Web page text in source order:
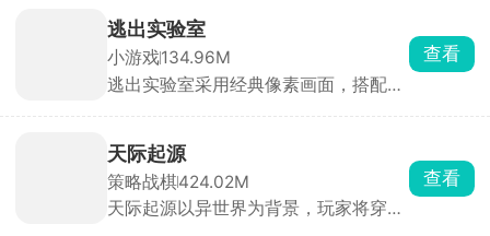
欢，在永森镇村长的劝说下重拾儿时记
忆，决心重建记忆中的大树庄园。从零
开始收集资源、设计建筑、布置庄园，
让这片土地重焕生机。
逃出实验室
小游戏134.96M
逃出实验室采用经典像素画面，搭配新
障碍密布、机关密集，需要你点击或长
按屏幕完成跳跃、移动、飞行等高难度
动作，节奏快的关卡尤其考验反应力与
操作精度。沿途还需躲避敌人，一旦停
查看
天际起源
策略战棋424.02M
天际起源以异世界为背景，玩家将穿越
查看